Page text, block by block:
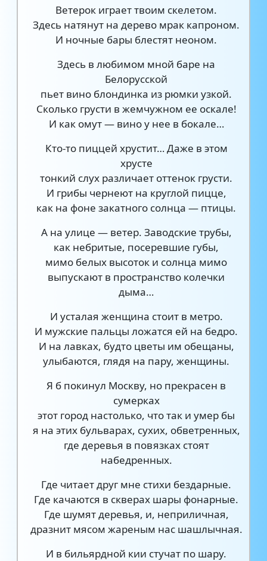
Ветерок играет твоим скелетом.
Здесь натянут на дерево мрак капроном.
И ночные бары блестят неоном.
Здесь в любимом мной баре на
Белорусской
пьет вино блондинка из рюмки узкой.
Сколько грусти в жемчужном ее оскале!
И как омут — вино у нее в бокале…
Кто-то пиццей хрустит… Даже в этом
хрусте
тонкий слух различает оттенок грусти.
И грибы чернеют на круглой пицце,
как на фоне закатного солнца — птицы.
А на улице — ветер. Заводские трубы,
как небритые, посеревшие губы,
мимо белых высоток и солнца мимо
выпускают в пространство колечки
дыма…
И усталая женщина стоит в метро.
И мужские пальцы ложатся ей на бедро.
И на лавках, будто цветы им обещаны,
улыбаются, глядя на пару, женщины.
Я б покинул Москву, но прекрасен в
сумерках
этот город настолько, что так и умер бы
я на этих бульварах, сухих, обветренных,
где деревья в повязках стоят
набедренных.
Где читает друг мне стихи бездарные.
Где качаются в скверах шары фонарные.
Где шумят деревья, и, неприличная,
дразнит мясом жареным нас шашлычная.
И в бильярдной кии стучат по шару.